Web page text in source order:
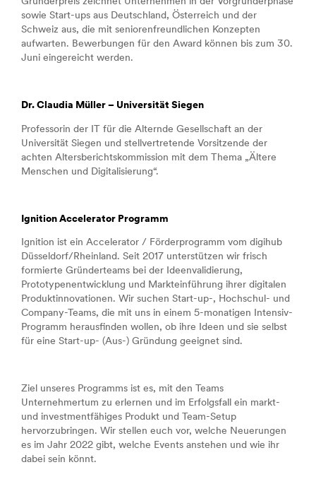
sowie Start-ups aus Deutschland, Österreich und der
Schweiz aus, die mit seniorenfreundlichen Konzepten
aufwarten. Bewerbungen für den Award können bis zum 30.
Juni eingereicht werden.
Dr. Claudia Müller – Universität Siegen
Professorin der IT für die Alternde Gesellschaft an der
Universität Siegen und stellvertretende Vorsitzende der
achten Altersberichtskommission mit dem Thema „Ältere
Menschen und Digitalisierung“.
Ignition Accelerator Programm
Ignition ist ein Accelerator / Förderprogramm vom digihub
Düsseldorf/Rheinland. Seit 2017 unterstützen wir frisch
formierte Gründerteams bei der Ideenvalidierung,
Prototypenentwicklung und Markteinführung ihrer digitalen
Produktinnovationen. Wir suchen Start-up-, Hochschul- und
Company-Teams, die mit uns in einem 5-monatigen Intensiv-
Programm herausfinden wollen, ob ihre Ideen und sie selbst
für eine Start-up- (Aus-) Gründung geeignet sind.
Ziel unseres Programms ist es, mit den Teams
Unternehmertum zu erlernen und im Erfolgsfall ein markt-
und investmentfähiges Produkt und Team-Setup
hervorzubringen. Wir stellen euch vor, welche Neuerungen
es im Jahr 2022 gibt, welche Events anstehen und wie ihr
dabei sein könnt.